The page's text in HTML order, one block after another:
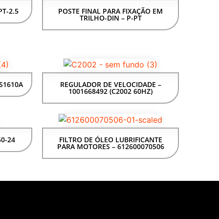
2.5 POSTE FINAL PARA FIXAÇÃO EM
TRILHO-DIN – P-PT
REGULADOR DE VELOCIDADE –
1001668492 (C2002 60HZ)
24 FILTRO DE ÓLEO LUBRIFICANTE
PARA MOTORES – 612600070506